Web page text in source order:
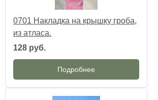
0701 Накладка на крышку гроба,
из атласа.
128 руб.
Подробнее